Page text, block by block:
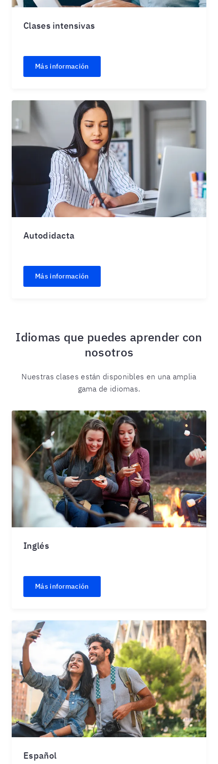
Clases intensivas
Más información
Autodidacta
Más información
Idiomas que puedes aprender con
nosotros
Nuestras clases están disponibles en una amplia
gama de idiomas.
Inglés
Más información
Español